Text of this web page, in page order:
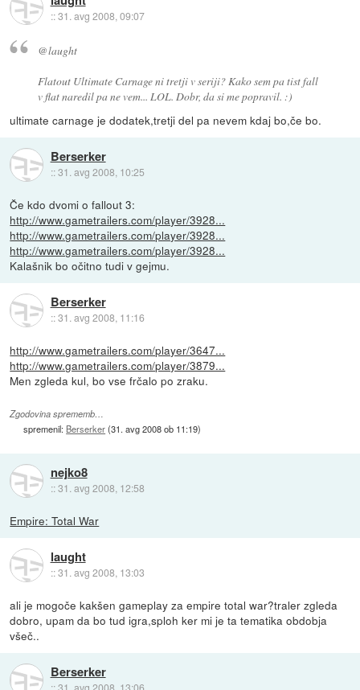
::31. avg 2008, 09:07
@laught
Flatout Ultimate Carnage ni tretji v seriji? Kako sem pa tist fall
v flat naredil pa ne vem... LOL. Dobr, da si me popravil. :)
ultimate carnage je dodatek,tretji del pa nevem kdaj bo,če bo.
Berserker
::31. avg 2008, 10:25
Če kdo dvomi o fallout 3:
http://www.gametrailers.com/player/3928...
http://www.gametrailers.com/player/3928...
http://www.gametrailers.com/player/3928...
Kalašnik bo očitno tudi v gejmu.
Berserker
::31. avg 2008, 11:16
http://www.gametrailers.com/player/3647...
http://www.gametrailers.com/player/3879...
Men zgleda kul, bo vse frčalo po zraku.
Zgodovina sprememb…
spremenil: Berserker(31. avg 2008 ob 11:19)
nejko8
::31. avg 2008, 12:58
Empire: Total War
laught
::31. avg 2008, 13:03
ali je mogoče kakšen gameplay za empire total war?traler zgleda
dobro, upam da bo tud igra,sploh ker mi je ta tematika obdobja
všeč..
Berserker